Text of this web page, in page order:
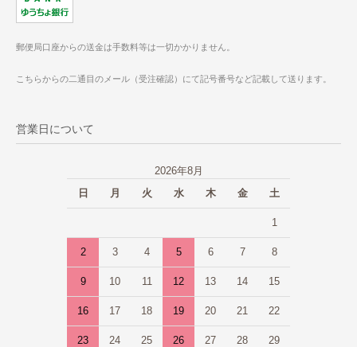
郵便局口座からの送金は手数料等は一切かかりません。
こちらからの二通目のメール（受注確認）にて記号番号など記載して送ります。
営業日について
2026年8月
日
月 火 水 木 金 土
1
2 3 4 5 6 7 8
9 10 11 12 13 14 15
16 17 18 19 20 21 22
23 24 25 26 27 28 29